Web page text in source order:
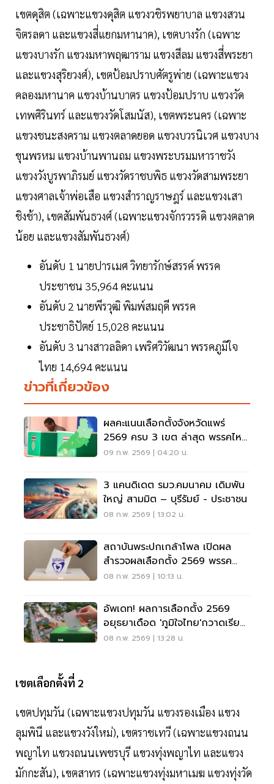
เขตดุสิต (เฉพาะแขวงดุสิต แขวงวชิรพยาบาล แขวงสวน
จิตรลดา และแขวงสี่แยกมหานาค), เขตบางรัก (เฉพาะ
แขวงบางรัก แขวงมหาพฤฒาราม แขวงสีลม แขวงสี่พระยา
และแขวงสุริยวงศ์), เขตป้อมปราบศัตรูพ่าย (เฉพาะแขวง
คลองมหานาค แขวงบ้านบาตร แขวงป้อมปราบ แขวงวัด
เทพศิรินทร์ และแขวงวัดโสมนัส), เขตพระนคร (เฉพาะ
แขวงชนะสงคราม แขวงตลาดยอด แขวงบวรนิเวศ แขวงบาง
ขุนพรหม แขวงบ้านพานถม แขวงพระบรมมหาราชวัง
แขวงวังบูรพาภิรมย์ แขวงวัดราชบพิธ แขวงวัดสามพระยา
แขวงศาลเจ้าพ่อเสือ แขวงสำราญราษฎร์ และแขวงเสา
ชิงช้า), เขตสัมพันธวงศ์ (เฉพาะแขวงจักรวรรดิ แขวงตลาด
น้อย และแขวงสัมพันธวงศ์)
อันดับ 1 นายปารเมศ วิทยารักษ์สรรค์ พรรค
ประชาชน 35,964 คะแนน
อันดับ 2 นายพีรวุฒิ พิมพ์สมฤดี พรรค
ประชาธิปัตย์ 15,028 คะแนน
อันดับ 3 นางสาวลลิดา เพริศวิวัฒนา พรรคภูมิใจ
ไทย 14,694 คะแนน
ข่าวที่เกี่ยวข้อง
ผลคะแนนเลือกตั้งจังหวัดแพร่
2569 ครบ 3 เขต ล่าสุด พรรคไหน
มีลุ้น
09 ก.พ. 2569 | 04:20 น.
3 แคนดิเดต รมว.คมนาคม เดิมพัน
ใหญ่ สามมิต – บุรีรัมย์ - ประชาชน
08 ก.พ. 2569 | 13:02 น.
สถาบันพระปกเกล้าโพล เปิดผล
สำรวจผลเลือกตั้ง 2569 พรรค
ภูมิใจไทยคะแนนสูงสุด
08 ก.พ. 2569 | 10:13 น.
อัพเดท! ผลการเลือกตั้ง 2569
อยุธยาเดือด 'ภูมิใจไทย'กวาดเรียบ
5 เขต
08 ก.พ. 2569 | 13:28 น.
เขตเลือกตั้งที่ 2
เขตปทุมวัน (เฉพาะแขวงปทุมวัน แขวงรองเมือง แขวง
ลุมพินี และแขวงวังใหม่), เขตราชเทวี (เฉพาะแขวงถนน
พญาไท แขวงถนนเพชรบุรี แขวงทุ่งพญาไท และแขวง
มักกะสัน), เขตสาทร (เฉพาะแขวงทุ่งมหาเมฆ แขวงทุ่งวัด